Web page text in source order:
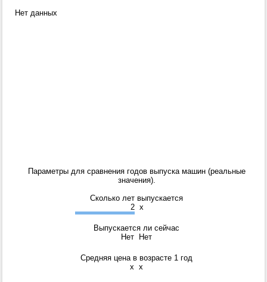
Нет данных
Параметры для сравнения годов выпуска машин (реальные
значения).
Сколько лет выпускается
2 x
Выпускается ли сейчас
Нет
Нет
Средняя цена в возрасте 1 год
x x